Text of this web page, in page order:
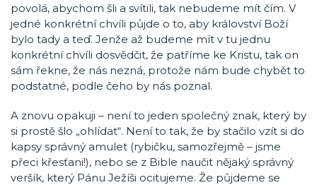
povolá, abychom šli a svítili, tak nebudeme mít čím. V
jedné konkrétní chvíli půjde o to, aby království Boží
bylo tady a teď. Jenže až budeme mít v tu jednu
konkrétní chvíli dosvědčit, že patříme ke Kristu, tak on
sám řekne, že nás nezná, protože nám bude chybět to
podstatné, podle čeho by nás poznal.
A znovu opakuji – není to jeden společný znak, který by
si prostě šlo „ohlídat“. Není to tak, že by stačilo vzít si do
kapsy správný amulet (rybičku, samozřejmě – jsme
přeci křesťani!), nebo se z Bible naučit nějaký správný
veršík, který Pánu Ježíši ocitujeme. Že půjdeme se